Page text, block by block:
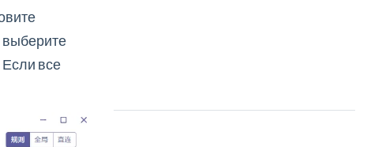
выберите
Если все